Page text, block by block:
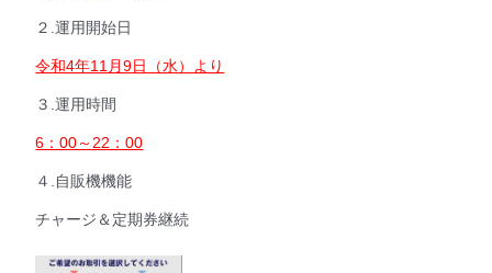
２.運用開始日
令和4年11月9日（水）より
３.運用時間
6：00～22：00
４.自販機機能
チャージ＆定期券継続